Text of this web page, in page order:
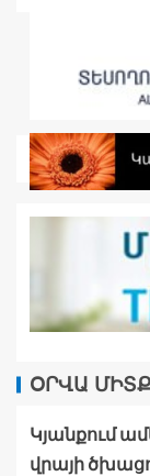
ՕՐՎԱ
Կյանքում
վրայի